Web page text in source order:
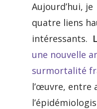
Aujourd’hui,
quatre liens
intéressants.
une nouvelle
surmortalité
l’œuvre, entre